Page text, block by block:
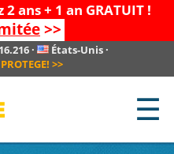
ans + 1 an GRATUIT !
>>
· États-Unis ·
>>
☰